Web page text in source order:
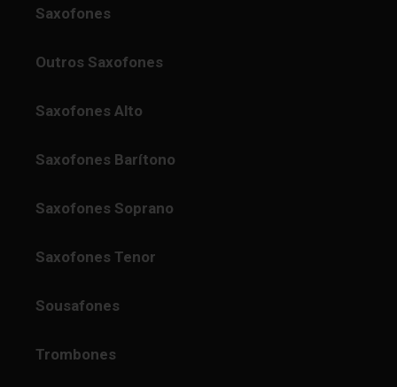
Saxofones
Outros Saxofones
Saxofones Alto
Saxofones Barítono
Saxofones Soprano
Saxofones Tenor
Sousafones
Trombones